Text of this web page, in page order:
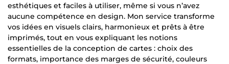
esthétiques et faciles à utiliser, même si vous n’avez
aucune compétence en design. Mon service transforme
vos idées en visuels clairs, harmonieux et prêts à être
imprimés, tout en vous expliquant les notions
essentielles de la conception de cartes : choix des
formats, importance des marges de sécurité, couleurs